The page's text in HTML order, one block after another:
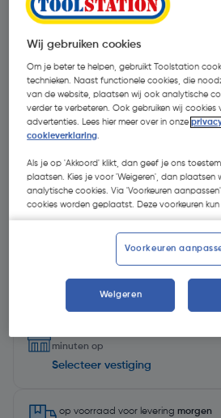
| Excl. btw € 312,64
Recupelbijdrage inbegrepen
minuten op
Selecteer vestiging
op voorraad voor levering morgen
Wij gebruiken cookies
Om je beter te helpen, gebruikt Toolstation
technieken. Naast functionele cookies, die
van de website, plaatsen wij ook analytische
verder te verbeteren. Ook gebruiken wij cookies
advertenties. Lees hier meer over in onze
cookieverklaring.
Als je op 'Akkoord' klikt, dan geef je ons
plaatsen. Kies je voor 'Weigeren', dan plaatsen
analytische cookies. Via 'Voorkeuren
cookies worden geplaatst. Deze voorkeuren
Voorkeuren
Weigeren